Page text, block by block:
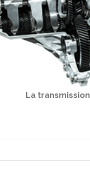
La transmission